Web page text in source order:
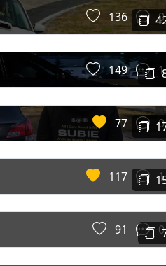
136 0
149 1
77 0
117 1
91 0